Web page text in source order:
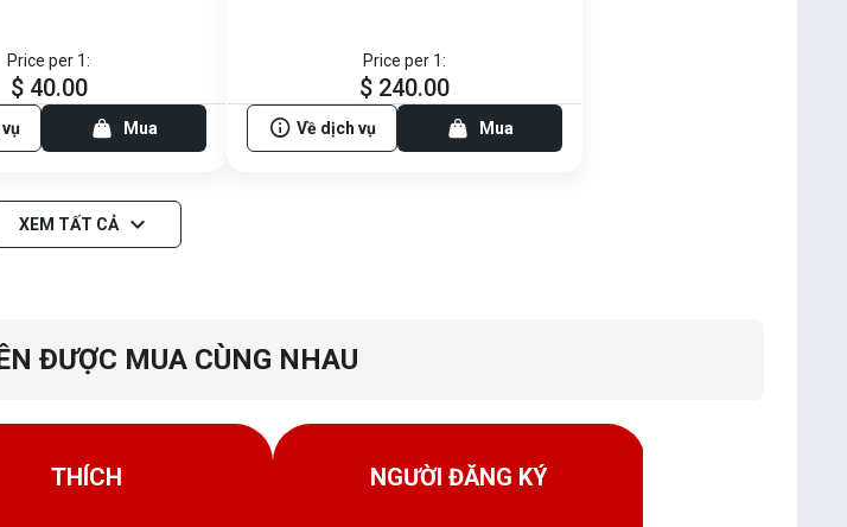
Price per 1:
$ 40.00
Mua
Price per 1:
$ 240.00
Về dịch vụ Mua
XEM TẤT CẢ
ĐƯỢC MUA CÙNG NHAU
THÍCH NGƯỜI ĐĂNG KÝ